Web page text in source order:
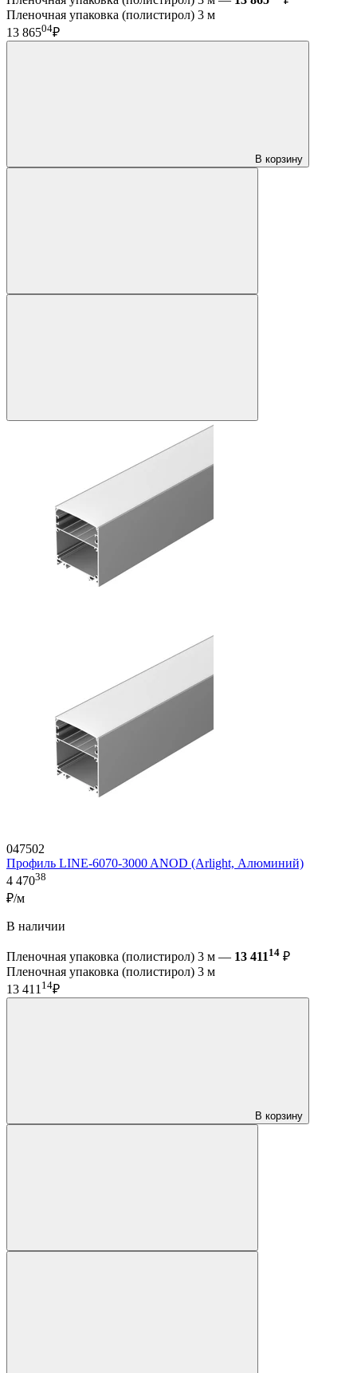
Пленочная упаковка (полистирол) 3 м
13 86504₽
В корзину
047502
Профиль LINE-6070-3000 ANOD (Arlight, Алюминий)
4 47038
₽/м
В наличии
Пленочная упаковка (полистирол) 3 м — 13 411 14 ₽
Пленочная упаковка (полистирол) 3 м
13 411 14₽
В корзину